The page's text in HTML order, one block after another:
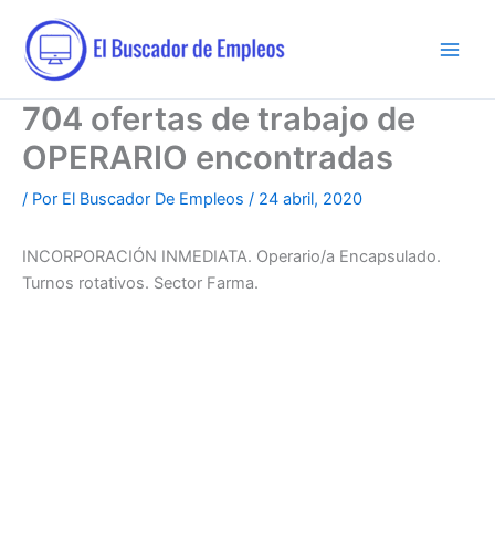
contenido
704 ofertas de trabajo de
OPERARIO encontradas
/ Por El Buscador De Empleos / 24 abril, 2020
INCORPORACIÓN INMEDIATA. Operario/a Encapsulado.
Turnos rotativos. Sector Farma.